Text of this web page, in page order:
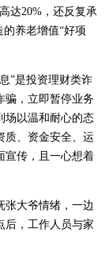
达20%，还反复承
养老增值“好项
”是投资理财类诈
骗，立即暂停业务
场以温和耐心的态
质、资金安全、运
宣传，且一心想着
大爷情绪，一边
后，工作人员与家